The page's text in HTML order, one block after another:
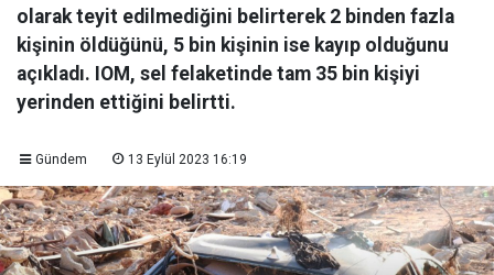
olarak teyit edilmediğini belirterek 2 binden fazla
kişinin öldüğünü, 5 bin kişinin ise kayıp olduğunu
açıkladı. IOM, sel felaketinde tam 35 bin kişiyi
yerinden ettiğini belirtti.
Gündem 13 Eylül 2023 16:19